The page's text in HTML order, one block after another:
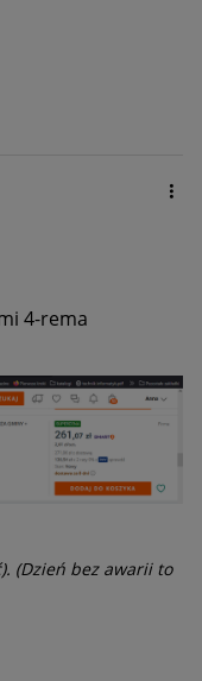
4-rema
(Dzień bez awarii to